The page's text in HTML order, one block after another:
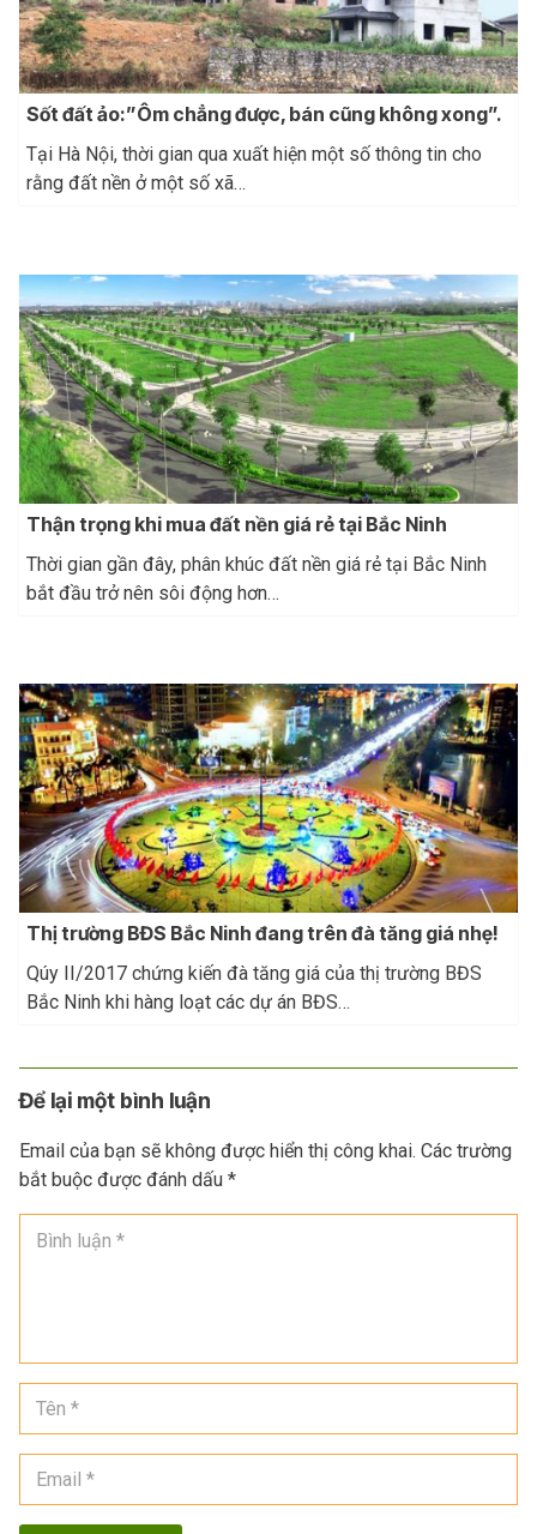
Sốt đất ảo:”Ôm chẳng được, bán cũng không xong”.
Tại Hà Nội, thời gian qua xuất hiện một số thông tin cho
rằng đất nền ở một số xã…
Thận trọng khi mua đất nền giá rẻ tại Bắc Ninh
Thời gian gần đây, phân khúc đất nền giá rẻ tại Bắc Ninh
bắt đầu trở nên sôi động hơn…
Thị trường BĐS Bắc Ninh đang trên đà tăng giá nhẹ!
Qúy II/2017 chứng kiến đà tăng giá của thị trường BĐS
Bắc Ninh khi hàng loạt các dự án BĐS…
Để lại một bình luận
Email của bạn sẽ không được hiển thị công khai. Các trường
bắt buộc được đánh dấu *